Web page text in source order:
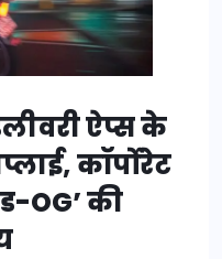
ऐप्स के
कॉर्पोरेट
OG’ की